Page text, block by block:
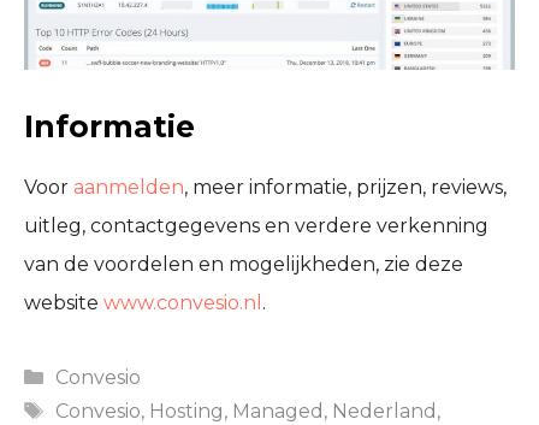
Informatie
Voor aanmelden, meer informatie, prijzen, reviews,
uitleg, contactgegevens en verdere verkenning
van de voordelen en mogelijkheden, zie deze
website www.convesio.nl .
Categories
Convesio
Tags
Convesio, Hosting, Managed , Nederland ,